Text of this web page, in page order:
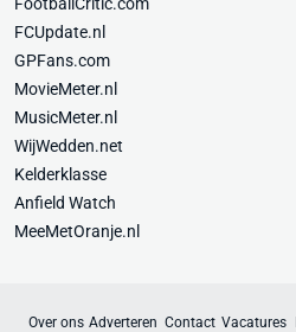
FCUpdate.nl
GPFans.com
MovieMeter.nl
MusicMeter.nl
WijWedden.net
Kelderklasse
Anfield Watch
MeeMetOranje.nl
Over ons Adverteren Contact Vacatures